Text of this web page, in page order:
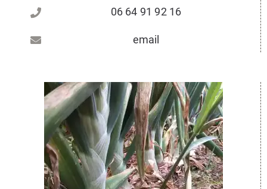
06 64 91 92 16
email